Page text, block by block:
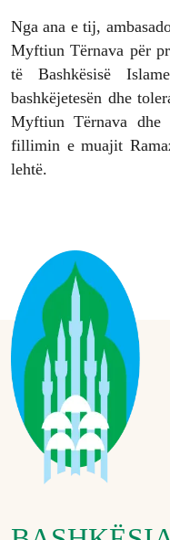
Nga ana e tij,
Myftiun Tërnava për
të Bashkësisë
bashkëjetesën dhe
Myftiun Tërnava dhe
fillimin e muajit
lehtë.